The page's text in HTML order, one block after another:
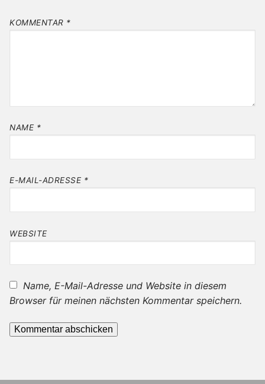
KOMMENTAR *
NAME *
E-MAIL-ADRESSE *
WEBSITE
Name, E-Mail-Adresse und Website in diesem
Browser für meinen nächsten Kommentar speichern.